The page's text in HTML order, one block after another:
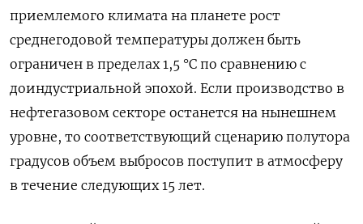
приемлемого климата на планете рост
среднегодовой температуры должен быть
ограничен в пределах 1,5 °C по сравнению с
доиндустриальной эпохой. Если производство в
нефтегазовом секторе останется на нынешнем
уровне, то соответствующий сценарию полутора
градусов объем выбросов поступит в атмосферу
в течение следующих 15 лет.